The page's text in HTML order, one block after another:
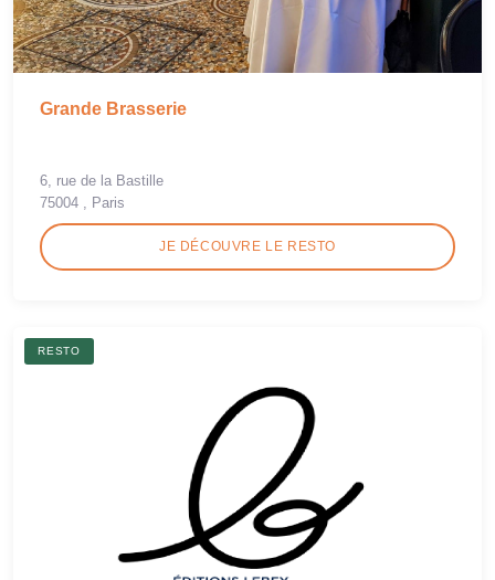
Grande Brasserie
6, rue de la Bastille
75004 , Paris
JE DÉCOUVRE LE RESTO
RESTO